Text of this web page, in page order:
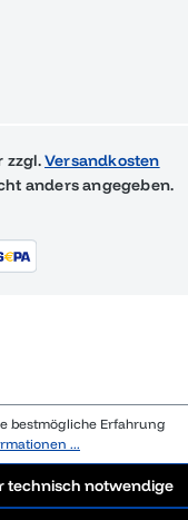
zzgl.Versandkosten
anders angegeben.
bestmögliche Erfahrung
...
technisch notwendige